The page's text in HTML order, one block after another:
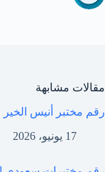
مقالات مشابهة
رقم مختبر أنيس الخير
17 يونيو، 2026